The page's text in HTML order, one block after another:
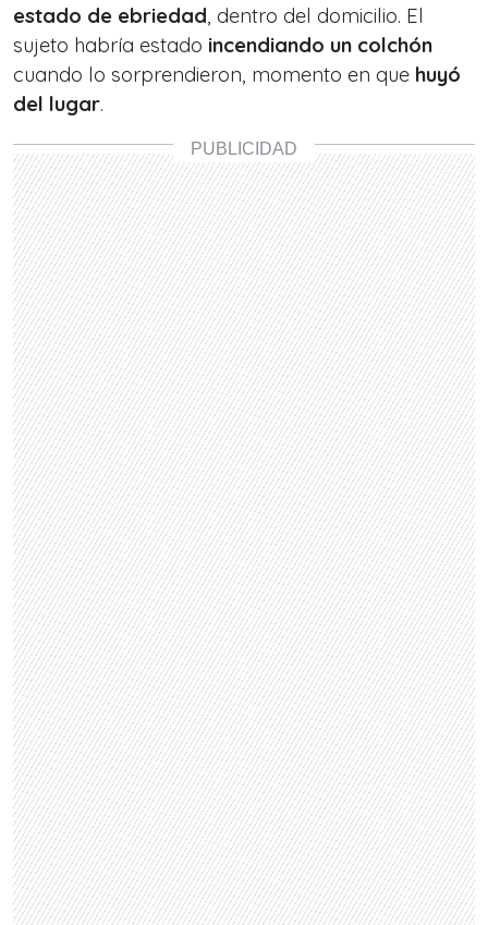
estado de ebriedad, dentro del domicilio. El
sujeto habría estado incendiando un colchón
cuando lo sorprendieron, momento en que huyó
del lugar.